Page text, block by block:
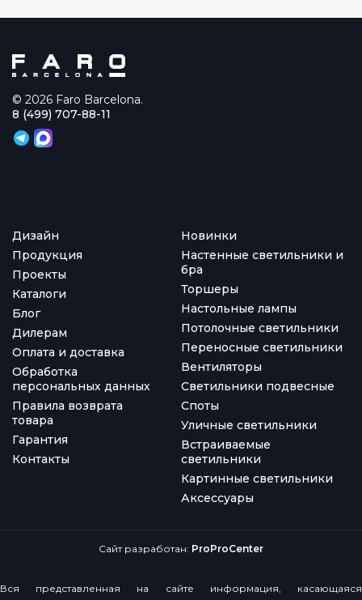
© 2026 Faro Barcelona.
Дизайн
Продукция
Проекты
Каталоги
Блог
Дилерам
Оплата и доставка
Обработка
персональных данных
Правила возврата
товара
Гарантия
Контакты
Новинки
Настенные светильники и
бра
Торшеры
Настольные лампы
Потолочные светильники
Переносные светильники
Вентиляторы
Светильники подвесные
Споты
Уличные светильники
Встраиваемые
светильники
Картинные светильники
Аксессуары
8 (499) 707-88-11
Сайт разработан: ProProCenter
Вся представленная на сайте информация, касающаяся